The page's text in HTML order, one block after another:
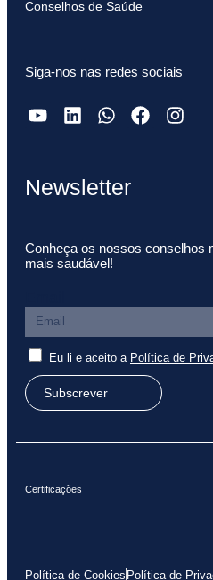
Conselhos de Saúde
Siga-nos nas redes sociais
Newsletter
Conheça os nossos conselhos
mais saudável!
Eu li e aceito a Política de
Subscrever
Certificações
Política de Cookies Política de